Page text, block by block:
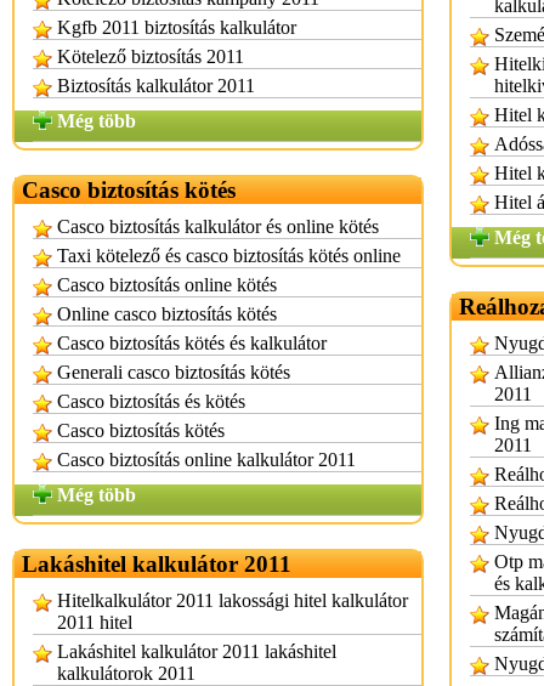
Kgfb 2011 biztosítás kalkulátor
Kötelező biztosítás 2011
Biztosítás kalkulátor 2011
Még több
Casco biztosítás kötés
Casco biztosítás kalkulátor és online kötés
Taxi kötelező és casco biztosítás kötés online
Casco biztosítás online kötés
Online casco biztosítás kötés
Casco biztosítás kötés és kalkulátor
Generali casco biztosítás kötés
Casco biztosítás és kötés
Casco biztosítás kötés
Casco biztosítás online kalkulátor 2011
Még több
Lakáshitel kalkulátor 2011
Hitelkalkulátor 2011 lakossági hitel kalkulátor
2011 hitel
Lakáshitel kalkulátor 2011 lakáshitel
kalkulátorok 2011
Hitel
Hitel
Hitel
Még
2011
Ing
2011
Otp
és